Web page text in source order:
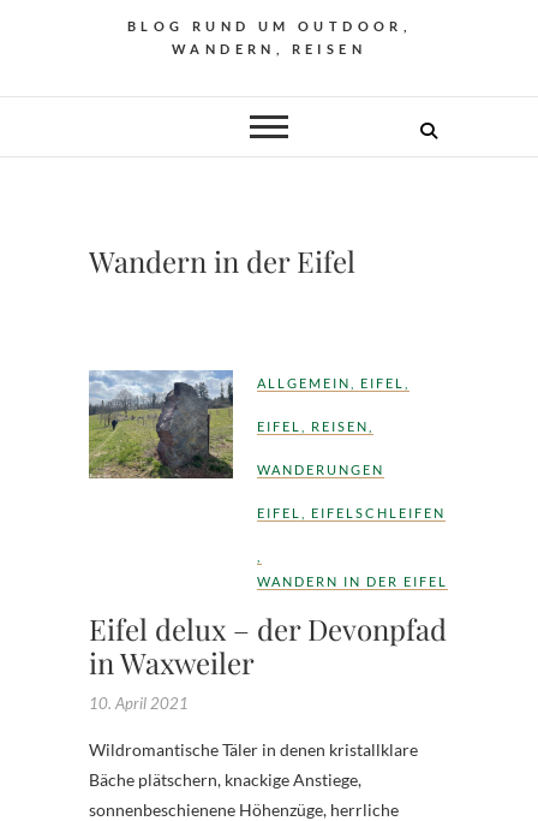
BLOG RUND UM OUTDOOR,
WANDERN, REISEN
Wandern in der Eifel
ALLGEMEIN EIFEL
EIFEL REISEN
WANDERUNGEN
EIFEL EIFELSCHLEIFEN
WANDERN IN DER EIFEL
Eifel delux – der Devonpfad
in Waxweiler
10. April 2021
Wildromantische Täler in denen kristallklare
Bäche plätschern, knackige Anstiege,
sonnenbeschienene Höhenzüge, herrliche